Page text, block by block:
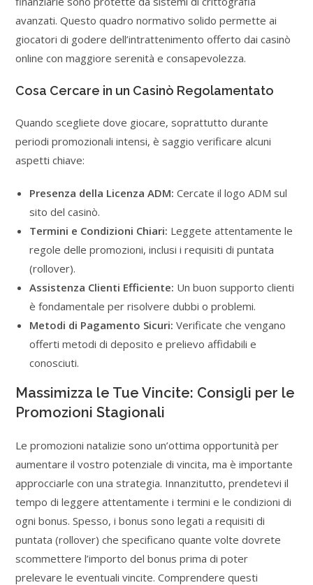
avanzati. Questo quadro normativo solido permette ai
giocatori di godere dell’intrattenimento offerto dai casinò
online con maggiore serenità e consapevolezza.
Cosa Cercare in un Casinò Regolamentato
Quando scegliete dove giocare, soprattutto durante
periodi promozionali intensi, è saggio verificare alcuni
aspetti chiave:
Presenza della Licenza ADM: Cercate il logo ADM sul
sito del casinò.
Termini e Condizioni Chiari: Leggete attentamente le
regole delle promozioni, inclusi i requisiti di puntata
(rollover).
Assistenza Clienti Efficiente: Un buon supporto clienti
è fondamentale per risolvere dubbi o problemi.
Metodi di Pagamento Sicuri: Verificate che vengano
offerti metodi di deposito e prelievo affidabili e
conosciuti.
Massimizza le Tue Vincite: Consigli per le
Promozioni Stagionali
Le promozioni natalizie sono un’ottima opportunità per
aumentare il vostro potenziale di vincita, ma è importante
approcciarle con una strategia. Innanzitutto, prendetevi il
tempo di leggere attentamente i termini e le condizioni di
ogni bonus. Spesso, i bonus sono legati a requisiti di
puntata (rollover) che specificano quante volte dovrete
scommettere l’importo del bonus prima di poter
prelevare le eventuali vincite. Comprendere questi